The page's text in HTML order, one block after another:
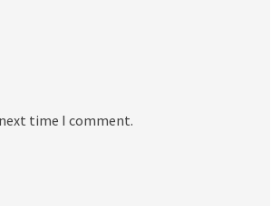
time I comment.